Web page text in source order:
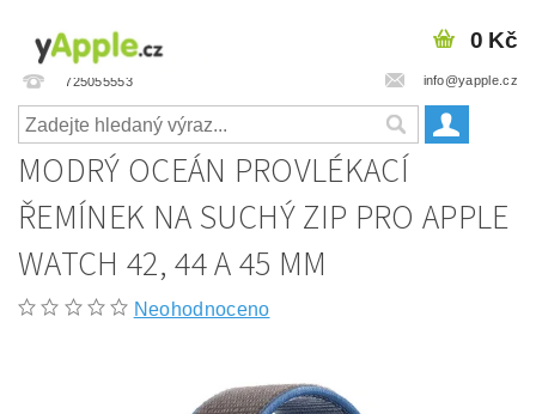
725055553 info@yapple.cz
0 Kč
MODRÝ OCEÁN PROVLÉKACÍ
ŘEMÍNEK NA SUCHÝ ZIP PRO APPLE
WATCH 42, 44 A 45 MM
Neohodnoceno